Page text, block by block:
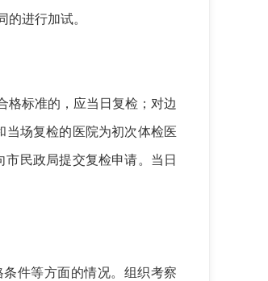
进行加试。
标准的，应当日复检；对边
场复检的医院为初次体检医
民政局提交复检申请。当日
件等方面的情况。组织考察